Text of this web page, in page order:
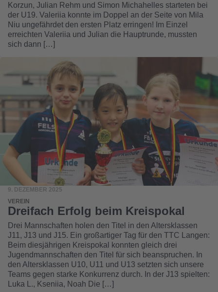
Korzun, Julian Rehm und Simon Michahelles starteten bei
der U19. Valeriia konnte im Doppel an der Seite von Mila
Niu ungefährdet den ersten Platz erringen! Im Einzel
erreichten Valeriia und Julian die Hauptrunde, mussten
sich dann […]
9. DEZEMBER 2025
VEREIN
Dreifach Erfolg beim Kreispokal
Drei Mannschaften holen den Titel in den Altersklassen
J11, J13 und J15. Ein großartiger Tag für den TTC Langen:
Beim diesjährigen Kreispokal konnten gleich drei
Jugendmannschaften den Titel für sich beanspruchen. In
den Altersklassen U10, U11 und U13 setzten sich unsere
Teams gegen starke Konkurrenz durch. In der J13 spielten:
Luka L., Kseniia, Noah Die […]